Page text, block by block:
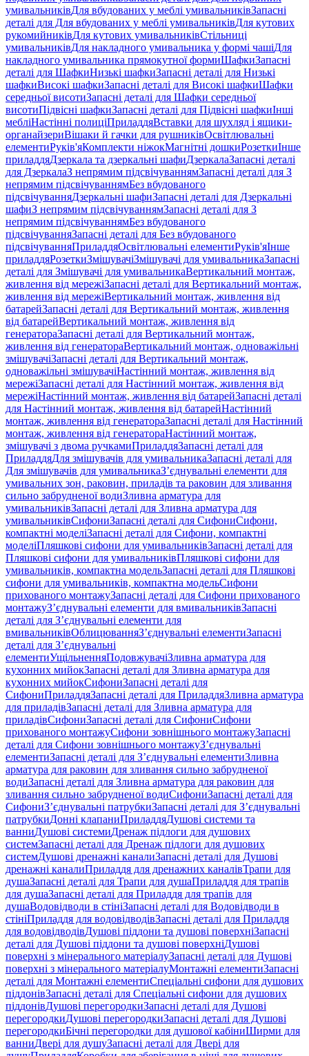
умивальниківДля вбудованих у меблі умивальниківЗапасні
деталі для Для вбудованих у меблі умивальниківДля кутових
рукомийниківДля кутових умивальниківСтільниці
умивальниківДля накладного умивальника у формі чашіДля
накладного умивальника прямокутної формиШафкиЗапасні
деталі для ШафкиНизькі шафкиЗапасні деталі для Низькі
шафкиВисокі шафкиЗапасні деталі для Високі шафкиШафки
середньої висотиЗапасні деталі для Шафки середньої
висотиПідвісні шафкиЗапасні деталі для Підвісні шафкиІнші
мебліНастінні полиціПриладдяВставки для шухляд і ящики-
органайзериВішаки й гачки для рушниківОсвітлювальні
елементиРуків'яКомплекти ніжокМагнітні дошкиРозеткиІнше
приладдяДзеркала та дзеркальні шафиДзеркалаЗапасні деталі
для ДзеркалаЗ непрямим підсвічуваннямЗапасні деталі для З
непрямим підсвічуваннямБез вбудованого
підсвічуванняДзеркальні шафиЗапасні деталі для Дзеркальні
шафиЗ непрямим підсвічуваннямЗапасні деталі для З
непрямим підсвічуваннямБез вбудованого
підсвічуванняЗапасні деталі для Без вбудованого
підсвічуванняПриладдяОсвітлювальні елементиРуків'яІнше
приладдяРозеткиЗмішувачіЗмішувачі для умивальникаЗапасні
деталі для Змішувачі для умивальникаВертикальний монтаж,
живлення від мережіЗапасні деталі для Вертикальний монтаж,
живлення від мережіВертикальний монтаж, живлення від
батарейЗапасні деталі для Вертикальний монтаж, живлення
від батарейВертикальний монтаж, живлення від
генератораЗапасні деталі для Вертикальний монтаж,
живлення від генератораВертикальний монтаж, одноважільні
змішувачіЗапасні деталі для Вертикальний монтаж,
одноважільні змішувачіНастінний монтаж, живлення від
мережіЗапасні деталі для Настінний монтаж, живлення від
мережіНастінний монтаж, живлення від батарейЗапасні деталі
для Настінний монтаж, живлення від батарейНастінний
монтаж, живлення від генератораЗапасні деталі для Настінний
монтаж, живлення від генератораНастінний монтаж,
змішувачі з двома ручкамиПриладдяЗапасні деталі для
ПриладдяДля змішувачів для умивальникаЗапасні деталі для
Для змішувачів для умивальникаЗ’єднувальні елементи для
умивальних зон, раковин, приладів та раковин для зливання
сильно забрудненої водиЗливна арматура для
умивальниківЗапасні деталі для Зливна арматура для
умивальниківСифониЗапасні деталі для СифониСифони,
компактні моделіЗапасні деталі для Сифони, компактні
моделіПляшкові сифони для умивальниківЗапасні деталі для
Пляшкові сифони для умивальниківПляшкові сифони для
умивальників, компактна модельЗапасні деталі для Пляшкові
сифони для умивальників, компактна модельСифони
прихованого монтажуЗапасні деталі для Сифони прихованого
монтажуЗ’єднувальні елементи для вмивальниківЗапасні
деталі для З’єднувальні елементи для
вмивальниківОблицюванняЗ’єднувальні елементиЗапасні
деталі для З’єднувальні
елементиУщільненняПодовжувачіЗливна арматура для
кухонних мийокЗапасні деталі для Зливна арматура для
кухонних мийокСифониЗапасні деталі для
СифониПриладдяЗапасні деталі для ПриладдяЗливна арматура
для приладівЗапасні деталі для Зливна арматура для
приладівСифониЗапасні деталі для СифониСифони
прихованого монтажуСифони зовнішнього монтажуЗапасні
деталі для Сифони зовнішнього монтажуЗ’єднувальні
елементиЗапасні деталі для З’єднувальні елементиЗливна
арматура для раковин для зливання сильно забрудненої
водиЗапасні деталі для Зливна арматура для раковин для
зливання сильно забрудненої водиСифониЗапасні деталі для
СифониЗ’єднувальні патрубкиЗапасні деталі для З’єднувальні
патрубкиДонні клапаниПриладдяДушові системи та
ванниДушові системиДренаж підлоги для душових
системЗапасні деталі для Дренаж підлоги для душових
системДушові дренажні каналиЗапасні деталі для Душові
дренажні каналиПриладдя для дренажних каналівТрапи для
душаЗапасні деталі для Трапи для душаПриладдя для трапів
для душаЗапасні деталі для Приладдя для трапів для
душаВодовідводи в стініЗапасні деталі для Водовідводи в
стініПриладдя для водовідводівЗапасні деталі для Приладдя
для водовідводівДушові піддони та душові поверхніЗапасні
деталі для Душові піддони та душові поверхніДушові
поверхні з мінерального матеріалуЗапасні деталі для Душові
поверхні з мінерального матеріалуМонтажні елементиЗапасні
деталі для Монтажні елементиСпеціальні сифони для душових
піддонівЗапасні деталі для Спеціальні сифони для душових
піддонівДушові перегородкиЗапасні деталі для Душові
перегородкиДушові перегородкиЗапасні деталі для Душові
перегородкиБічні перегородки для душової кабіниШирми для
ванниДвері для душуЗапасні деталі для Двері для